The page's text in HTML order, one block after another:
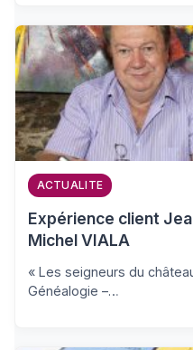
ACTUALITE
Expérience client
Michel VIALA
« Les seigneurs du
Généalogie –…